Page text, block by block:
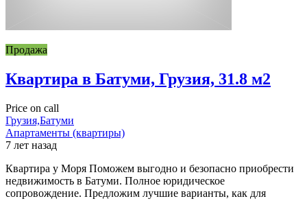
Продажа
Квартира в Батуми, Грузия, 31.8 м2
Price on call
Грузия,Батуми
Апартаменты (квартиры)
7 лет назад
Квартира у Моря Поможем выгодно и безопасно приобрести
недвижимость в Батуми. Полное юридическое
сопровождение. Предложим лучшие варианты, как для